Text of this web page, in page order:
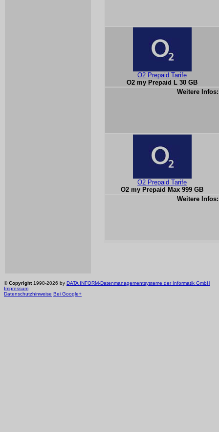
O2 Prepaid Tarife
O2 my Prepaid L 30 GB
Weitere Infos:
O2 Prepaid Tarife
O2 my Prepaid Max 999 GB
Weitere Infos:
©Copyright1998-2026 by DATA INFORM-Datenmanagementsysteme der Informatik GmbH
Impressum
Datenschutzhinweise Bei Google+